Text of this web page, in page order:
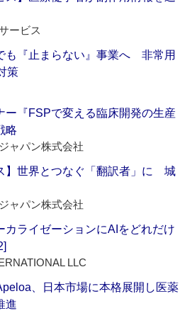
ービス
も『止まらない』事業へ 非常用
策
ー『FSPで変える臨床開発の生産
略
ャパン株式会社
】世界とつなぐ「翻訳者」に 城
ャパン株式会社
カライゼーションにAIをどれだけ
LLC
、日本市場に本格展開し医薬
進